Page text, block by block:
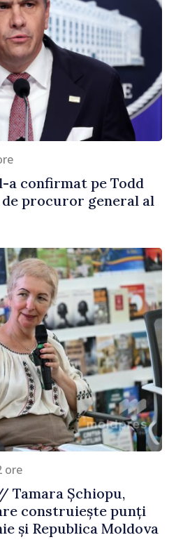
a confirmat pe Todd
procuror general al
ore
Tamara Șchiopu,
construiește punți
și Republica Moldova